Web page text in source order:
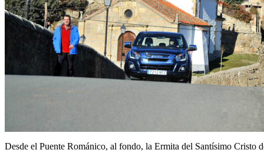
Desde el Puente Románico, al fondo, la Ermita del Santísimo Cristo